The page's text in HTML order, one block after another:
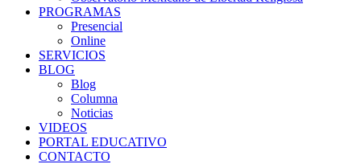
PROGRAMAS
Presencial
Online
SERVICIOS
BLOG
Blog
Columna
Noticias
VIDEOS
PORTAL EDUCATIVO
CONTACTO